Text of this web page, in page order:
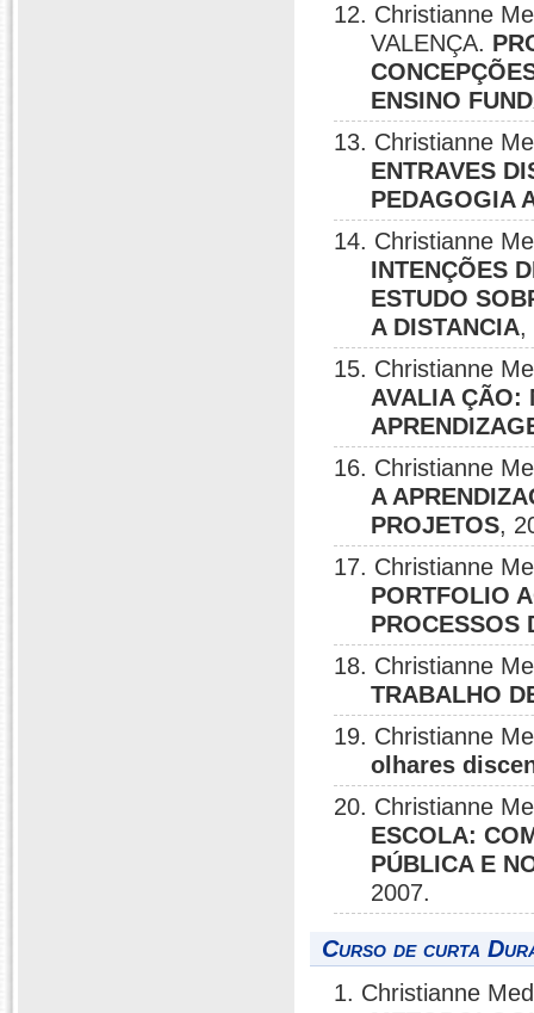
12. Christianne
VALENÇA.
ENSINO
13. Christianne
ENTRAVES
PEDAGOGIA
14. Christianne
INTENÇÕES
ESTUDO
A DISTANCIA,
15. Christianne
AVALIA ÇÃO:
16. Christianne
A
PROJETOS,
17. Christianne
PORTFOLIO
PROCESSOS
18. Christianne
TRABALHO
19. Christianne
olhares
20. Christianne
ESCOLA:
PÚBLICA E
2007.
Curso de curta
1. Christianne